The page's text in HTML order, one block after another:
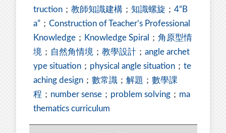
truction ； 教師知識建構 ； 知識螺旋 ； 4“B
a” ； Construction of Teacher’s Professional
Knowledge ； Knowledge Spiral ； 角原型情
境 ； 自然角情境 ； 教學設計 ； angle archet
ype situation ； physical angle situation ； te
aching design ； 數常識 ； 解題 ； 數學課
程 ； number sense ； problem solving ； ma
thematics curriculum